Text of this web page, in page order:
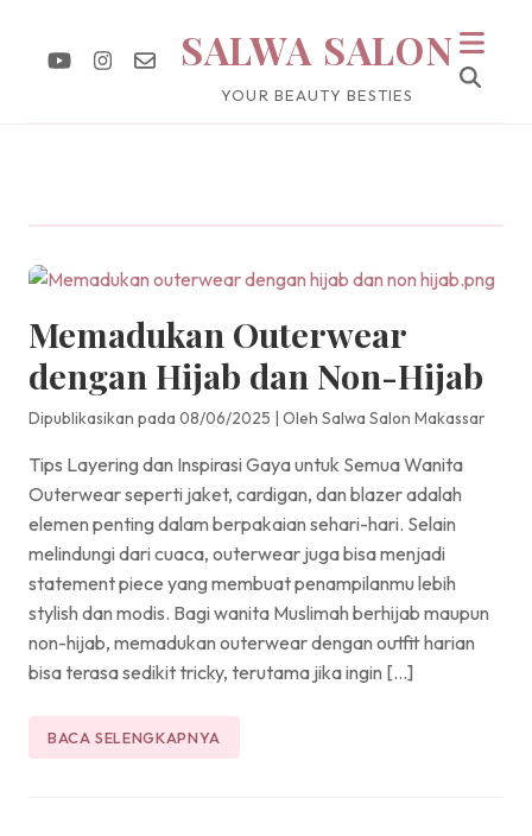
SALWA SALON
YOUR BEAUTY BESTIES
Memadukan Outerwear
dengan Hijab dan Non-Hijab
Dipublikasikan pada 08/06/2025 | Oleh Salwa Salon Makassar
Tips Layering dan Inspirasi Gaya untuk Semua Wanita
Outerwear seperti jaket, cardigan, dan blazer adalah
elemen penting dalam berpakaian sehari-hari. Selain
melindungi dari cuaca, outerwear juga bisa menjadi
statement piece yang membuat penampilanmu lebih
stylish dan modis. Bagi wanita Muslimah berhijab maupun
non-hijab, memadukan outerwear dengan outfit harian
bisa terasa sedikit tricky, terutama jika ingin […]
BACA SELENGKAPNYA